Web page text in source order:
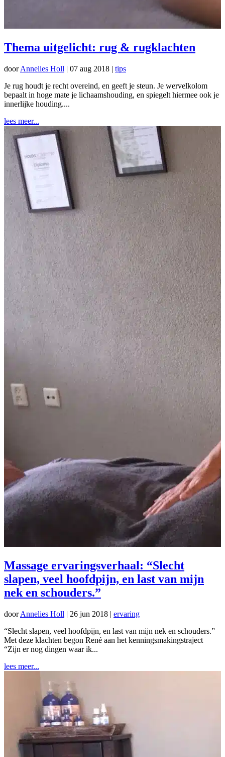
Thema uitgelicht: rug & rugklachten
doorAnnelies Holl | 07 aug 2018 | tips
Je rug houdt je recht overeind, en geeft je steun. Je wervelkolom
bepaalt in hoge mate je lichaamshouding, en spiegelt hiermee ook je
innerlijke houding....
lees meer...
Massage ervaringsverhaal: “Slecht
slapen, veel hoofdpijn, en last van mijn
nek en schouders.”
doorAnnelies Holl | 26 jun 2018 | ervaring
“Slecht slapen, veel hoofdpijn, en last van mijn nek en schouders.”
Met deze klachten begon René aan het kenningsmakingstraject
“Zijn er nog dingen waar ik...
lees meer...